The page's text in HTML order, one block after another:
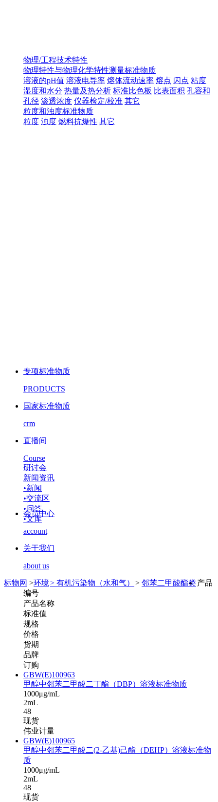
物理/工程技术特性
物理特性与物理化学特性测量标准物质
溶液的pH值 溶液电导率 熔体流动速率 熔点 闪点 粘度
湿度和水分 热量及热分析 标准比色板 比表面积 孔容和
孔径 渗透浓度 仪器检定/校准 其它
粒度和浊度标准物质
粒度 浊度 燃料抗爆性 其它
专项标准物质
PRODUCTS
国家标准物质
crm
直播间
Course
研讨会
新闻资讯
•新闻
•交流区
•问答
•文库
会员中心
account
关于我们
about us
标物网 >环境> 有机污染物（水和气） > 邻苯二甲酸酯类产品
编号
产品名称
标准值
规格
价格
货期
品牌
订购
GBW(E)100963
甲醇中邻苯二甲酸二丁酯（DBP）溶液标准物质
1000μg/mL
2mL
48
现货
伟业计量
GBW(E)100965
甲醇中邻苯二甲酸二(2-乙基)己酯（DEHP）溶液标准物
质
1000μg/mL
2mL
48
现货